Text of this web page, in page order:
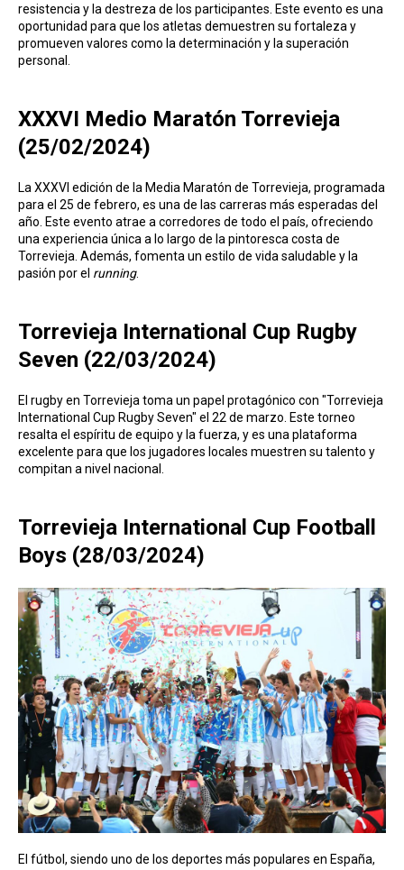
resistencia y la destreza de los participantes. Este evento es una
oportunidad para que los atletas demuestren su fortaleza y
promueven valores como la determinación y la superación
personal.
XXXVI Medio Maratón Torrevieja
(25/02/2024)
La XXXVI edición de la Media Maratón de Torrevieja, programada
para el 25 de febrero, es una de las carreras más esperadas del
año. Este evento atrae a corredores de todo el país, ofreciendo
una experiencia única a lo largo de la pintoresca costa de
Torrevieja. Además, fomenta un estilo de vida saludable y la
pasión por el running.
Torrevieja International Cup Rugby
Seven (22/03/2024)
El rugby en Torrevieja toma un papel protagónico con "Torrevieja
International Cup Rugby Seven" el 22 de marzo. Este torneo
resalta el espíritu de equipo y la fuerza, y es una plataforma
excelente para que los jugadores locales muestren su talento y
compitan a nivel nacional.
Torrevieja International Cup Football
Boys (28/03/2024)
El fútbol, siendo uno de los deportes más populares en España,